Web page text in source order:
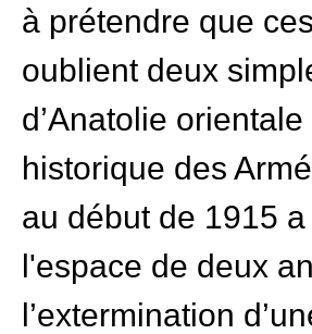
à prétendre que
oublient deux
d’Anatolie
historique des
au début de 1915
l'espace de deux
l’extermination